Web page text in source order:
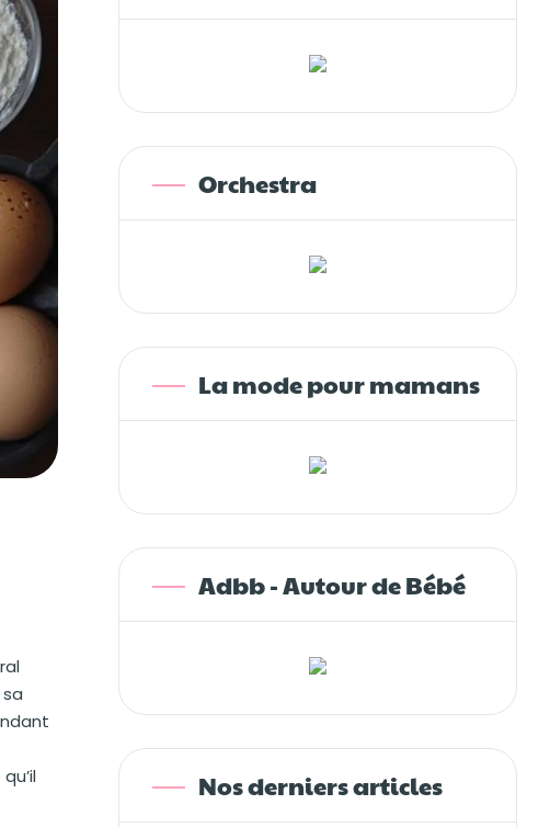
Orchestra
La mode pour mamans
Adbb - Autour de Bébé
Nos derniers articles